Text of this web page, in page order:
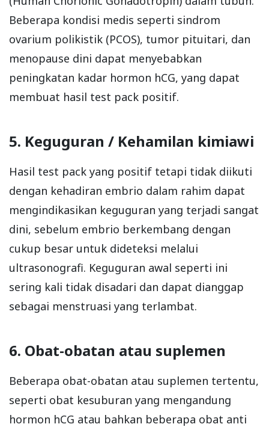
Beberapa kondisi medis seperti sindrom
ovarium polikistik (PCOS), tumor pituitari, dan
menopause dini dapat menyebabkan
peningkatan kadar hormon hCG, yang dapat
membuat hasil test pack positif.
5. Keguguran / Kehamilan kimiawi
Hasil test pack yang positif tetapi tidak diikuti
dengan kehadiran embrio dalam rahim dapat
mengindikasikan keguguran yang terjadi sangat
dini, sebelum embrio berkembang dengan
cukup besar untuk dideteksi melalui
ultrasonografi. Keguguran awal seperti ini
sering kali tidak disadari dan dapat dianggap
sebagai menstruasi yang terlambat.
6. Obat-obatan atau suplemen
Beberapa obat-obatan atau suplemen tertentu,
seperti obat kesuburan yang mengandung
hormon hCG atau bahkan beberapa obat anti